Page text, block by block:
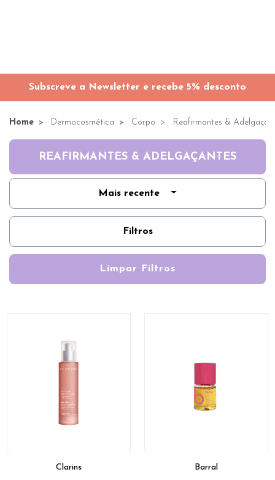
Subscreve a Newsletter e recebe 5% desconto
Home Dermocosmética Corpo Reafirmantes &
REAFIRMANTES & ADELGAÇANTES
Mais recente
Filtros
Limpar Filtros
Clarins Barral